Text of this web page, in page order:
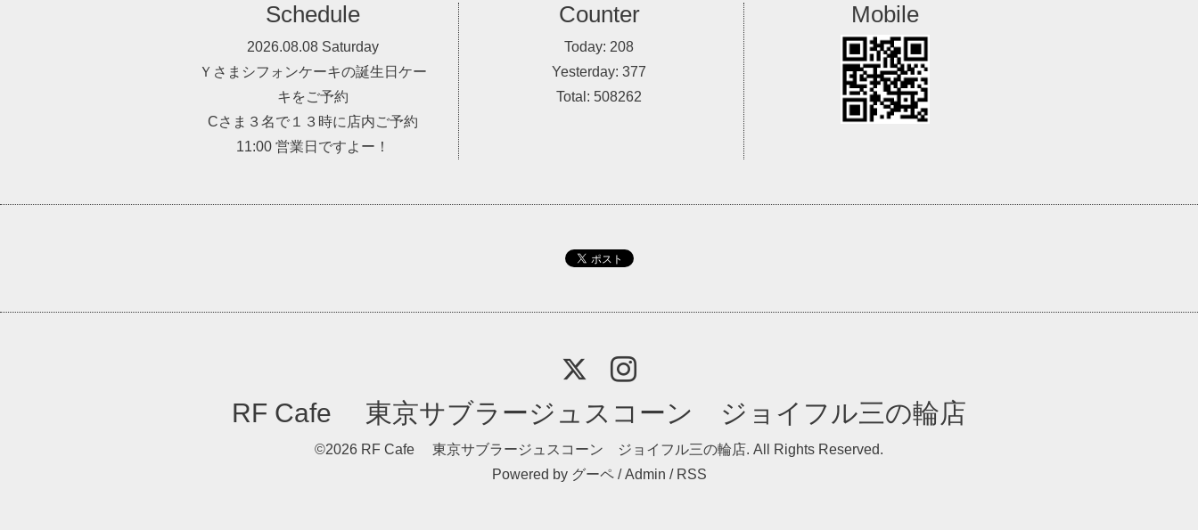
Schedule
2026.08.08 Saturday
Ｙさまシフォンケーキの誕生日ケー
キをご予約
Cさま３名で１３時に店内ご予約
11:00 営業日ですよー！
Counter
Today: 208
Yesterday:377
Total: 508262
Mobile
RF Cafe 東京サブラージュスコーン ジョイフル三の輪店
©2026 RF Cafe 東京サブラージュスコーン ジョイフル三の輪店. All Rights Reserved.
Powered by グーペ/ Admin / RSS